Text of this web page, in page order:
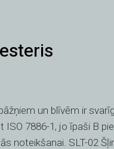
un blīvēm ir
7886-1, jo īpaši B
noteikšanai. SLT-02